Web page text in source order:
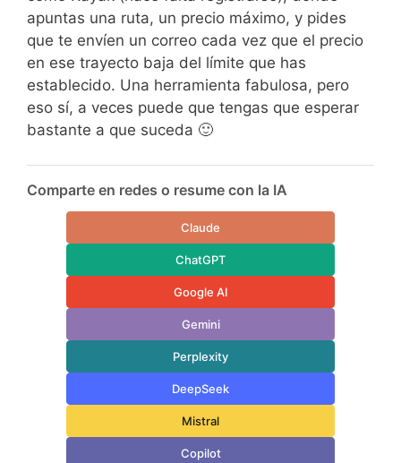
apuntas una ruta, un precio máximo, y pides
que te envíen un correo cada vez que el precio
en ese trayecto baja del límite que has
establecido. Una herramienta fabulosa, pero
eso sí, a veces puede que tengas que esperar
bastante a que suceda 🙂
Comparte en redes o resume con la IA
Claude
ChatGPT
Google AI
Gemini
Perplexity
DeepSeek
Mistral
Copilot